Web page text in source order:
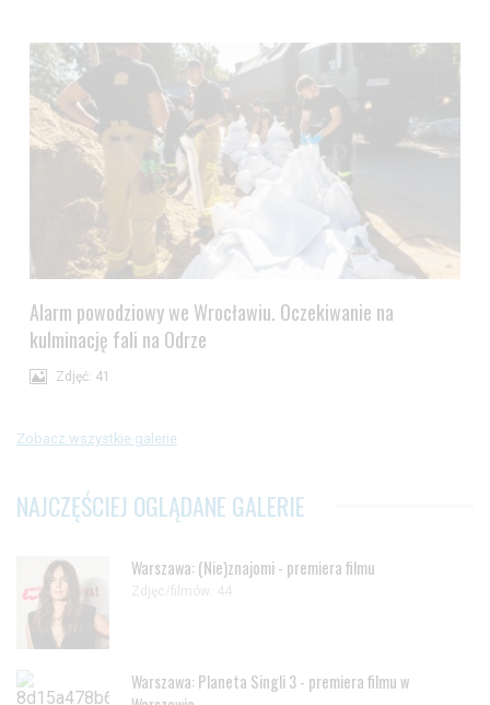
Alarm powodziowy we Wrocławiu. Oczekiwanie na
kulminację fali na Odrze
Zdjęć: 41
Zobacz wszystkie galerie
NAJCZĘŚCIEJ OGLĄDANE GALERIE
Warszawa: (Nie)znajomi - premiera filmu
Zdjęc/filmów: 44
Warszawa: Planeta Singli 3 - premiera filmu w